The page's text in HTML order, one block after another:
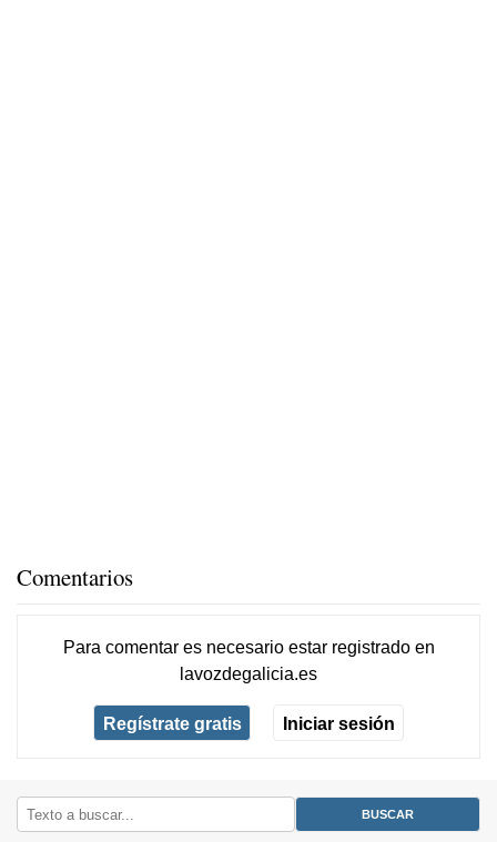
Comentarios
Para comentar es necesario estar registradoen
lavozdegalicia.es
Regístrate gratis Iniciar sesión